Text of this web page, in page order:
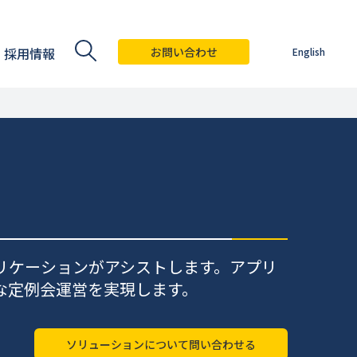
採用情報 お問い合わせ English
ーションがアシストします。アプリ
例会運営を実現します。
ソリューションについて問い合わせる